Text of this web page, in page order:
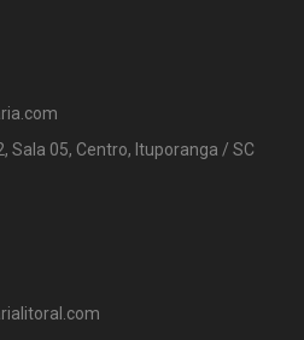
Sala 05, Centro, Ituporanga / SC